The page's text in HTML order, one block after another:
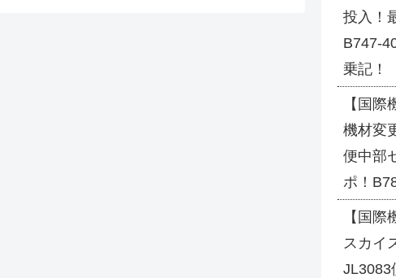
投入！
B747-
乗記！
【国
機材変
便中部
ポ！
【国
スカイ
JL3083